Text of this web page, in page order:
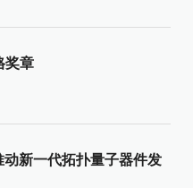
奖章
新一代拓扑量子器件发